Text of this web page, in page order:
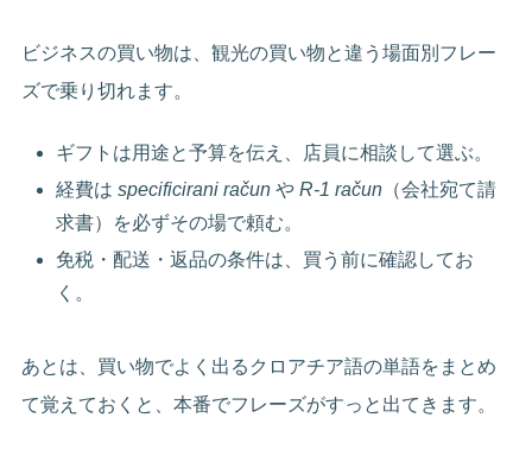
ビジネスの買い物は、観光の買い物と違う場面別フレー
ズで乗り切れます。
ギフトは用途と予算を伝え、店員に相談して選ぶ。
経費はspecificirani račun やR-1 račun （会社宛て請
求書）を必ずその場で頼む。
免税・配送・返品の条件は、買う前に確認してお
く。
あとは、買い物でよく出るクロアチア語の単語をまとめ
て覚えておくと、本番でフレーズがすっと出てきます。